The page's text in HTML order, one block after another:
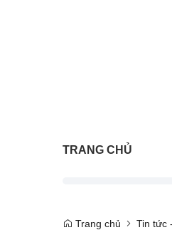
TRANG CHỦ
Trang chủ Tin tức